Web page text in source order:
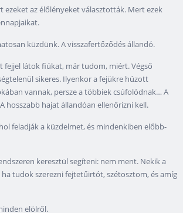
ezeket az élőlényeket választották. Mert ezek
küzdünk. A visszafertőződés állandó.
fejjel látok fiúkat, már tudom, miért. Végső
sikeres. Ilyenkor a fejükre húzott
vannak, persze a többiek csúfolódnak… A
hosszabb hajat állandóan ellenőrizni kell.
feladják a küzdelmet, és mindenkiben előbb-
keresztül segíteni: nem ment. Nekik a
ha tudok szerezni fejtetűirtót, szétosztom, és amíg
elölről.